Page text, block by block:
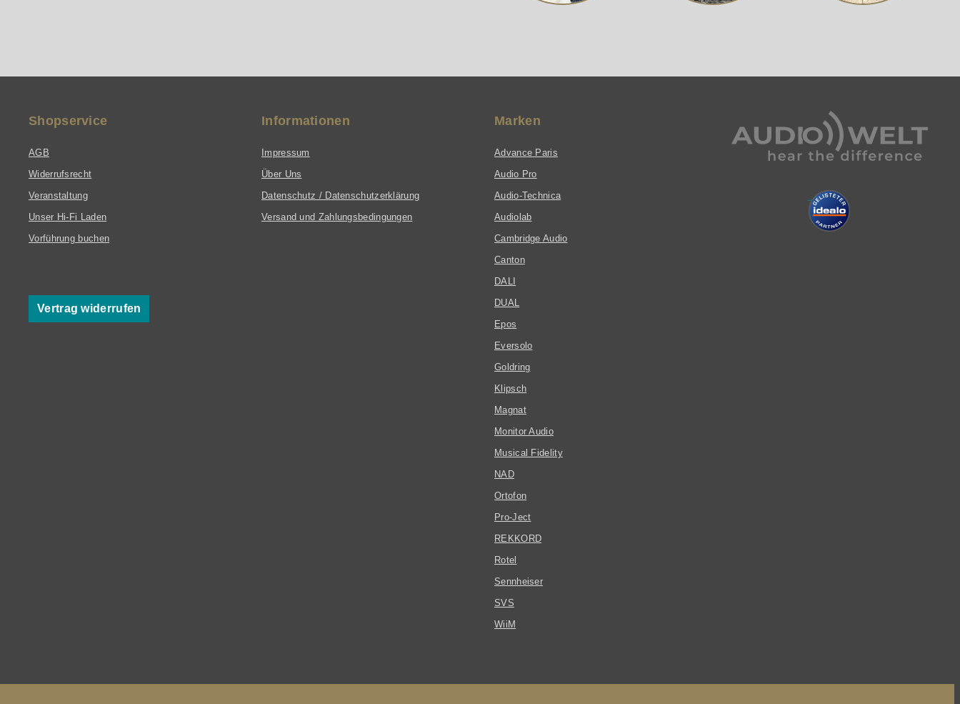
Shopservice
AGB
Widerrufsrecht
Veranstaltung
Unser Hi-Fi Laden
Vorführung buchen
Vertrag widerrufen
Informationen
Impressum
Über Uns
Datenschutz / Datenschutzerklärung
Versand und Zahlungsbedingungen
Marken
Advance Paris
Audio Pro
Audio-Technica
Audiolab
Cambridge Audio
Canton
DALI
DUAL
Epos
Eversolo
Goldring
Klipsch
Magnat
Monitor Audio
Musical Fidelity
NAD
Ortofon
Pro-Ject
REKKORD
Rotel
Sennheiser
SVS
WiiM